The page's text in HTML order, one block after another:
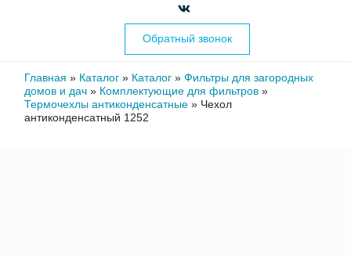
Обратный звонок
Главная » Каталог » Каталог » Фильтры для загородных
домов и дач » Комплектующие для фильтров »
Термочехлы антиконденсатные » Чехол
антиконденсатный 1252